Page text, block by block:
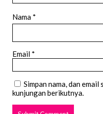
Nama *
Email *
Simpan nama, dan
kunjungan berikutnya.